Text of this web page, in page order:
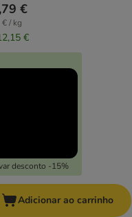
€
/ kg
€
desconto -15%
Adicionar ao carrinho